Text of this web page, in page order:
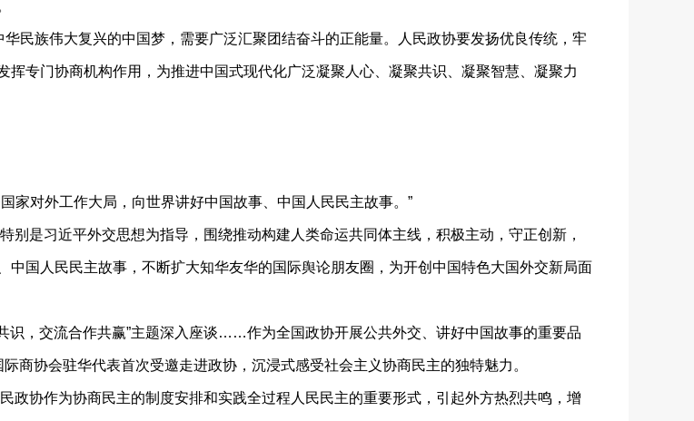
族伟大复兴的中国梦，需要广泛汇聚团结奋斗的正能量。人民政协要发扬优良传统，牢
专门协商机构作用，为推进中国式现代化广泛凝聚人心、凝聚共识、凝聚智慧、凝聚力
对外工作大局，向世界讲好中国故事、中国人民民主故事。”
是习近平外交思想为指导，围绕推动构建人类命运共同体主线，积极主动，守正创新，
国人民民主故事，不断扩大知华友华的国际舆论朋友圈，为开创中国特色大国外交新局面
，交流合作共赢”主题深入座谈……作为全国政协开展公共外交、讲好中国故事的重要品
协会驻华代表首次受邀走进政协，沉浸式感受社会主义协商民主的独特魅力。
协作为协商民主的制度安排和实践全过程人民民主的重要形式，引起外方热烈共鸣，增